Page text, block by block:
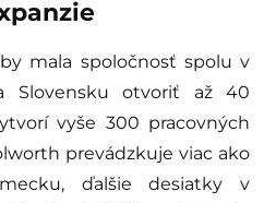
mala spoločnosť spolu v
Slovensku otvoriť až 40
vyše 300 pracovných
prevádzkuje viac ako
ďalšie desiatky v